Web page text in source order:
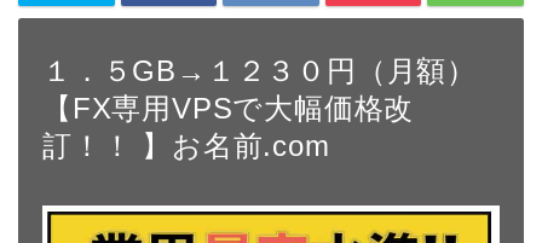
１．５GB→１２３０円（月額）
【FX専用VPSで大幅価格改
訂！！ 】お名前.com